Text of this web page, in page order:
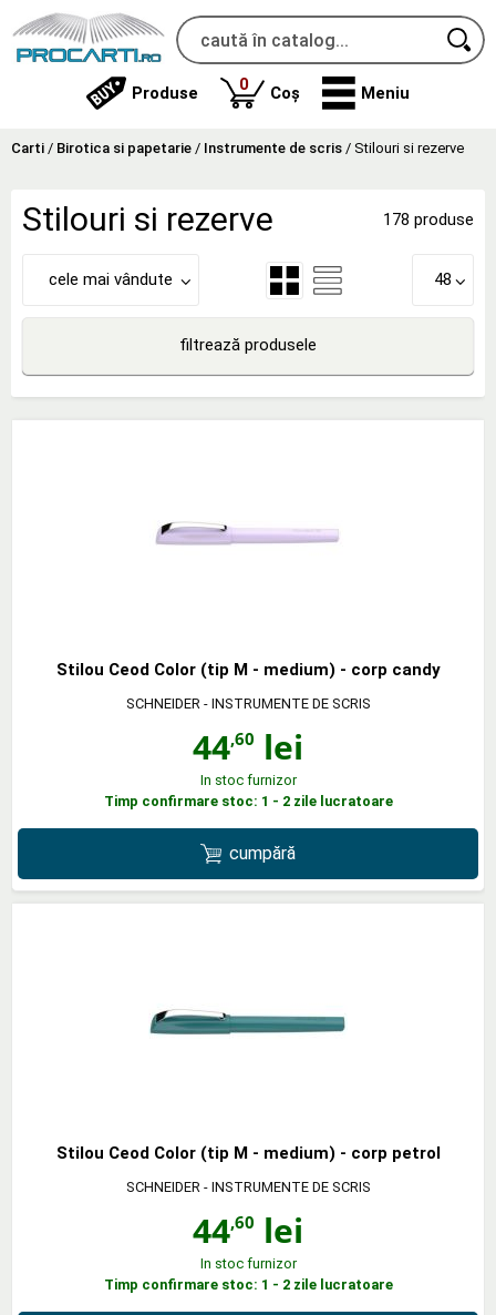
Produse 0produse
Coș Meniu
Carti / Birotica si papetarie / Instrumente de scris / Stilouri si rezerve
Stilouri si rezerve 178 produse
cele mai vândute 48
filtrează produsele
Stilou Ceod Color (tip M - medium) - corp candy
SCHNEIDER - INSTRUMENTE DE SCRIS
44,60 lei
In stoc furnizor
Timp confirmare stoc: 1 - 2 zile lucratoare
cumpără
Stilou Ceod Color (tip M - medium) - corp petrol
SCHNEIDER - INSTRUMENTE DE SCRIS
44,60 lei
In stoc furnizor
Timp confirmare stoc: 1 - 2 zile lucratoare